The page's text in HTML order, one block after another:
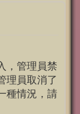
，管理員禁
理員取消了
種情況，請